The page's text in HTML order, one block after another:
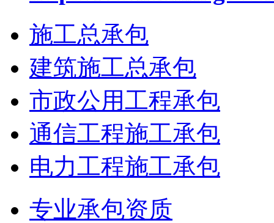
施工总承包
建筑施工总承包
市政公用工程承包
通信工程施工承包
电力工程施工承包
专业承包资质